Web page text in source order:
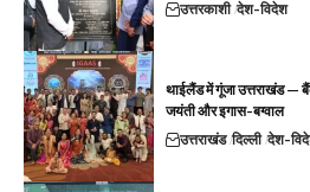
उत्तरकाशी देश-विदेश
थाईलैंड में गूंजा उत्तराखंड —
जयंती और इगास-बग्वाल
उत्तराखंड दिल्ली देश-